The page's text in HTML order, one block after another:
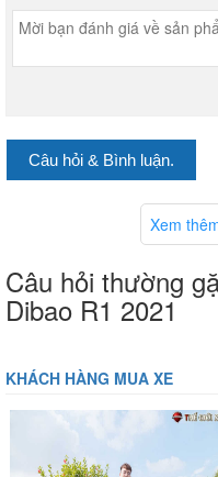
Câu hỏi & Bình luận.
Xem
Câu hỏi thường
Dibao R1 2021
KHÁCH HÀNG MUA XE